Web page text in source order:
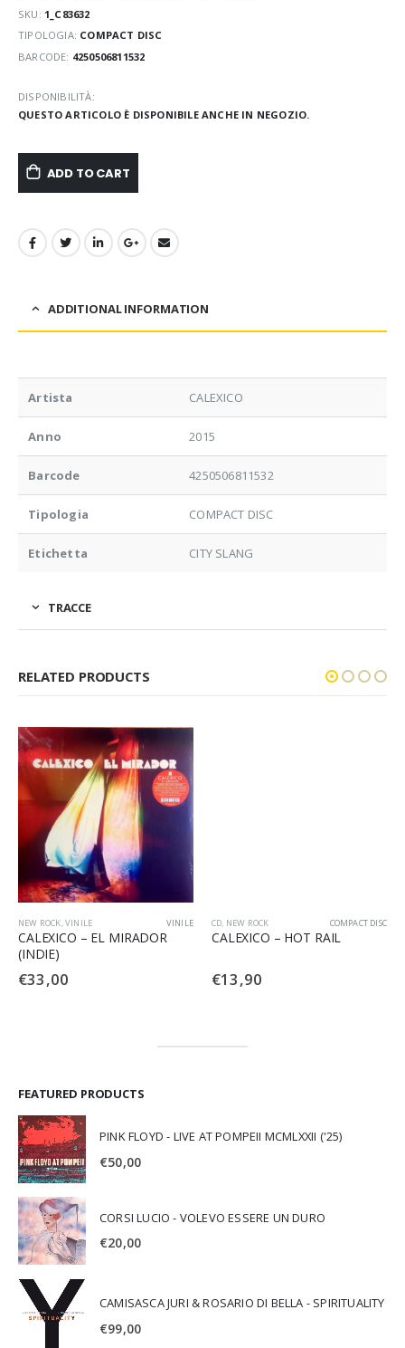
SKU: 1_C83632
TIPOLOGIA: COMPACT DISC
BARCODE: 4250506811532
DISPONIBILITÀ:
QUESTO ARTICOLO È DISPONIBILE ANCHE IN NEGOZIO.
ADD TO CART
ADDITIONAL INFORMATION
Artista CALEXICO
Anno 2015
Barcode 4250506811532
Tipologia COMPACT DISC
Etichetta CITY SLANG
TRACCE
RELATED PRODUCTS
VINILE
NEW ROCK,VINILE
CALEXICO – EL MIRADOR
(INDIE)
€33,00
COMPACT DISC
CD, NEW ROCK
CALEXICO – HOT RAIL
€13,90
FEATURED PRODUCTS
PINK FLOYD - LIVE AT POMPEII MCMLXXII ('25)
€50,00
CORSI LUCIO - VOLEVO ESSERE UN DURO
€20,00
CAMISASCA JURI & ROSARIO DI BELLA - SPIRITUALITY
€99,00